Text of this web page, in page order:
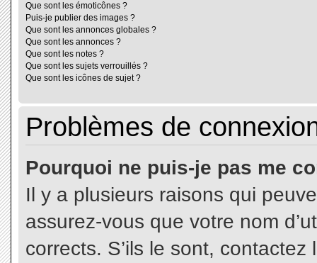
Que sont les émoticônes ?
Puis-je publier des images ?
Que sont les annonces globales ?
Que sont les annonces ?
Que sont les notes ?
Que sont les sujets verrouillés ?
Que sont les icônes de sujet ?
Problèmes de
Pourquoi ne puis-je pas me
Il y a plusieurs raisons qui
assurez-vous que votre nom
corrects. S’ils le sont,